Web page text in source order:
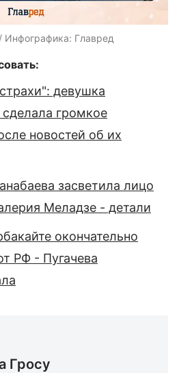
Инфографика: Главред
девушка
громкое
новостей об их
засветила лицо
Меладзе - детали
окончательно
РФ - Пугачева
Гросу